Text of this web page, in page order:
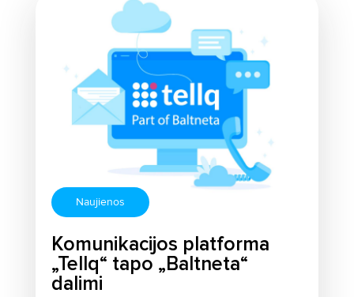
Naujienos
Komunikacijos platforma
„Tellq“ tapo „Baltneta“
dalimi